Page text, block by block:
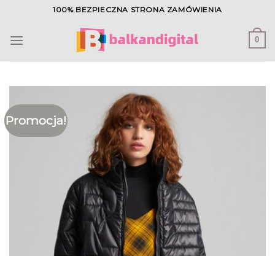
content
100% BEZPIECZNA STRONA ZAMÓWIENIA
0
Promocja!